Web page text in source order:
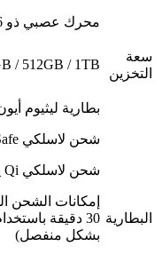
محرك عصبي ذو 16 نواة
سعة
التخزين
/ 512GB / 1TB
البطارية
بطارية ليثيوم
شحن لاسلكي MagSafe يصل إلى 15 واط
شحن لاسلكي Qi يصل إلى 7.5 واط
بشكل منفصل)